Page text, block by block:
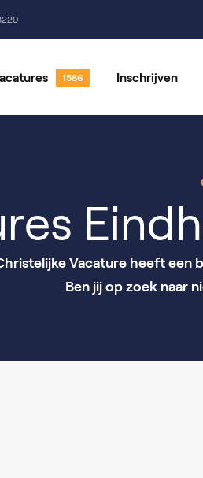
Inschrijven
Vacature heeft een
Ben jij op zoek naar